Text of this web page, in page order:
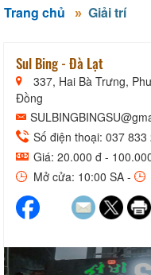
Trang chủ Giải trí
Sul Bing - Đà Lạt
337, Hai Bà Trưng,
Đồng
Số điện thoại: 037 833
Giá: 20.000 đ -
Mở cửa: 10:00 SA -